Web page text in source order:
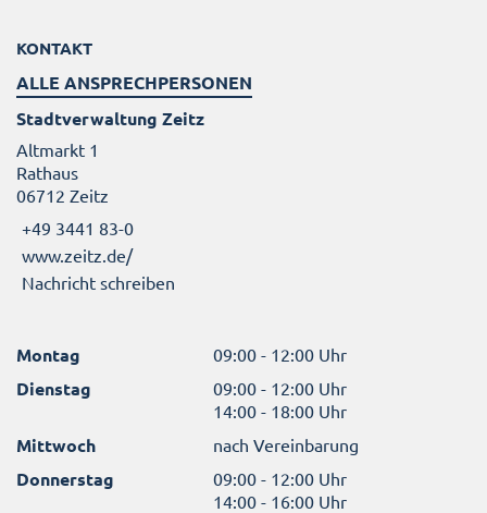
KONTAKT
ALLE ANSPRECHPERSONEN
Stadtverwaltung Zeitz
Altmarkt 1
Rathaus
06712 Zeitz
+49 3441 83-0
www.zeitz.de/
Nachricht schreiben
Montag 09:00 - 12:00 Uhr
Dienstag
09:00 - 12:00 Uhr
14:00 - 18:00 Uhr
Mittwoch nach Vereinbarung
Donnerstag
09:00 - 12:00 Uhr
14:00 - 16:00 Uhr